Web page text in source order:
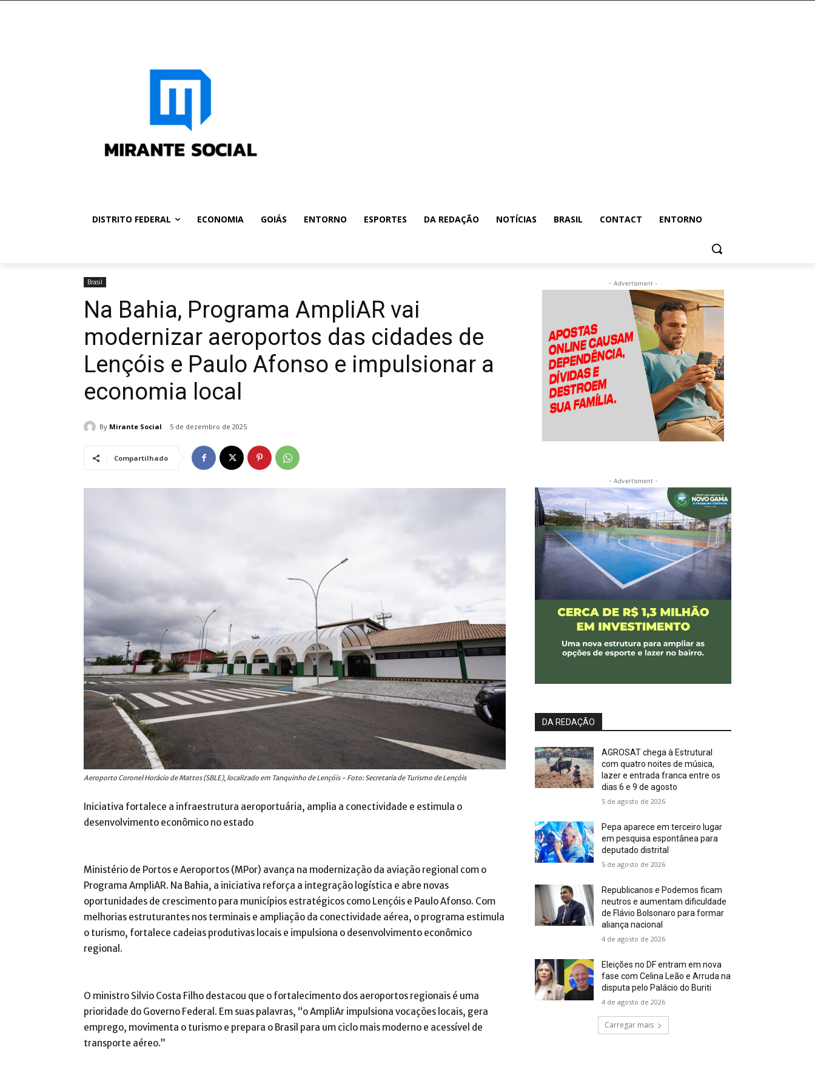
DISTRITO FEDERAL ECONOMIA GOIÁS ENTORNO ESPORTES DA REDAÇÃO NOTÍCIAS BRASIL CONTACT ENTORNO
Brasil
Na Bahia, Programa AmpliAR vai
modernizar aeroportos das cidades de
Lençóis e Paulo Afonso e impulsionar a
economia local
By Mirante Social 5 de dezembro de 2025
Compartilhado
Aeroporto Coronel Horácio de Mattos (SBLE), localizado em Tanquinho de Lençóis - Foto: Secretaria de Turismo de Lençóis
Iniciativa fortalece a infraestrutura aeroportuária, amplia a conectividade e estimula o
desenvolvimento econômico no estado
Ministério de Portos e Aeroportos (MPor) avança na modernização da aviação regional com o
Programa AmpliAR. Na Bahia, a iniciativa reforça a integração logística e abre novas
oportunidades de crescimento para municípios estratégicos como Lençóis e Paulo Afonso. Com
melhorias estruturantes nos terminais e ampliação da conectividade aérea, o programa estimula
o turismo, fortalece cadeias produtivas locais e impulsiona o desenvolvimento econômico
regional.
O ministro Silvio Costa Filho destacou que o fortalecimento dos aeroportos regionais é uma
prioridade do Governo Federal. Em suas palavras, “o AmpliAr impulsiona vocações locais, gera
emprego, movimenta o turismo e prepara o Brasil para um ciclo mais moderno e acessível de
transporte aéreo.”
- Advertisment -
- Advertisment -
DA REDAÇÃO
AGROSAT chega à Estrutural
com quatro noites de música,
lazer e entrada franca entre os
dias 6 e 9 de agosto
5 de agosto de 2026
Pepa aparece em terceiro lugar
em pesquisa espontânea para
deputado distrital
5 de agosto de 2026
Republicanos e Podemos ficam
neutros e aumentam dificuldade
de Flávio Bolsonaro para formar
aliança nacional
4 de agosto de 2026
Eleições no DF entram em nova
fase com Celina Leão e Arruda na
disputa pelo Palácio do Buriti
4 de agosto de 2026
Carregar mais